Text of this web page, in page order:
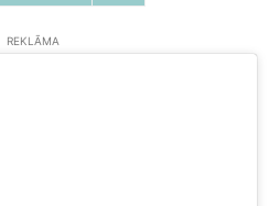
REKLĀMA